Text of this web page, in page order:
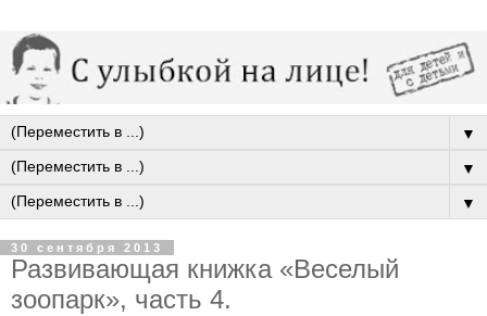
▼
▼
▼
30 сентября 2013
Развивающая книжка «Веселый
зоопарк», часть 4.